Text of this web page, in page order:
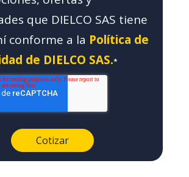
que DIELCO SAS tiene
conforme a la Política de
de DIELCO SAS.*